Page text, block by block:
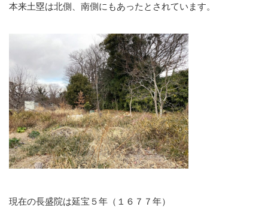
本来土塁は北側、南側にもあったとされています。
現在の長盛院は延宝５年（１６７７年）